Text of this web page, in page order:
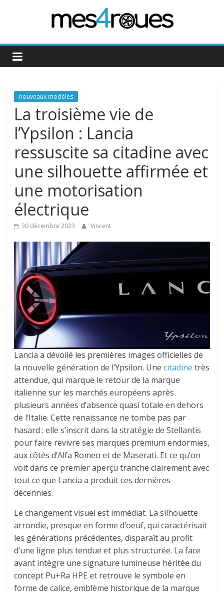
Mes4Roues
nouveaux modèles
La troisième vie de
l’Ypsilon : Lancia
ressuscite sa citadine avec
une silhouette affirmée et
une motorisation
électrique
30 décembre 2023 Vincent
Lancia a dévoilé les premières images officielles de
la nouvelle génération de l’Ypsilon. Unecitadine très
attendue, qui marque le retour de la marque
italienne sur les marchés européens après
plusieurs années d’absence quasi totale en dehors
de l’Italie. Cette renaissance ne tombe pas par
hasard : elle s’inscrit dans la stratégie de Stellantis
pour faire revivre ses marques premium endormies,
aux côtés d’Alfa Romeo et de Maserati. Et ce qu’on
voit dans ce premier aperçu tranche clairement avec
tout ce que Lancia a produit ces dernières
décennies.
Le changement visuel est immédiat. La silhouette
arrondie, presque en forme d’oeuf, qui caractérisait
les générations précédentes, disparaît au profit
d’une ligne plus tendue et plus structurée. La face
avant intègre une signature lumineuse héritée du
concept Pu+Ra HPE et retrouve le symbole en
forme de calice, emblème historique de la marque